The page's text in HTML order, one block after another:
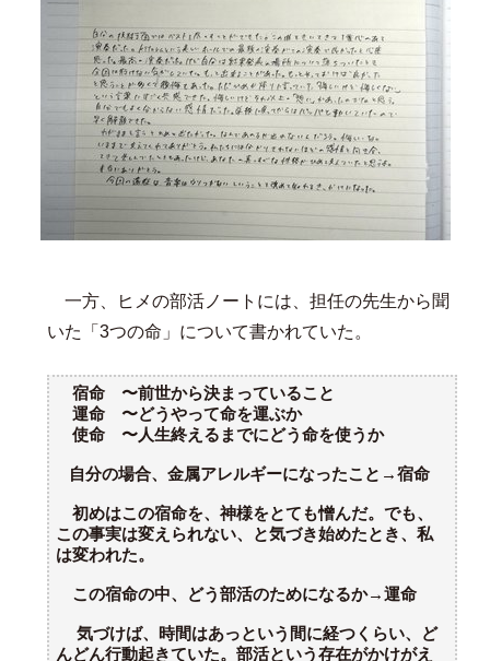
一方、ヒメの部活ノートには、担任の先生から聞
いた「3つの命」について書かれていた。
宿命 〜前世から決まっていること
運命 〜どうやって命を運ぶか
使命 〜人生終えるまでにどう命を使うか
自分の場合、金属アレルギーになったこと→宿命
初めはこの宿命を、神様をとても憎んだ。でも、
この事実は変えられない、と気づき始めたとき、私
は変われた。
この宿命の中、どう部活のためになるか→運命
気づけば、時間はあっという間に経つくらい、ど
んどん行動起きていた。部活という存在がかけがえ